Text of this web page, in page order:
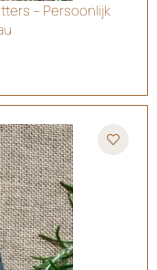
– Persoonlijk